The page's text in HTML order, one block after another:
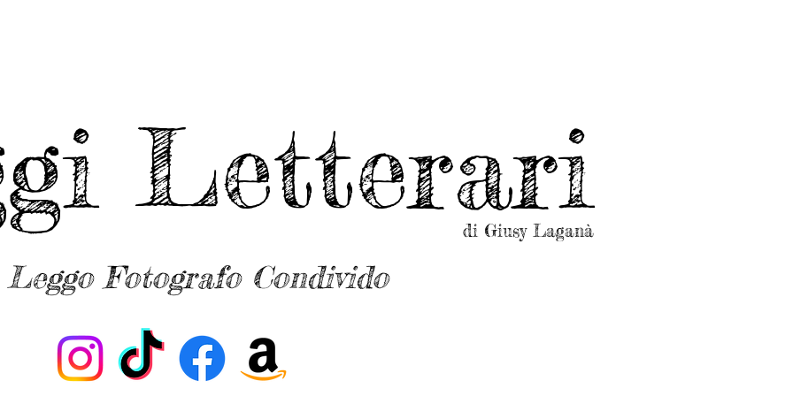
Letterari
di Giusy Laganà
Leggo Fotografo Condivido